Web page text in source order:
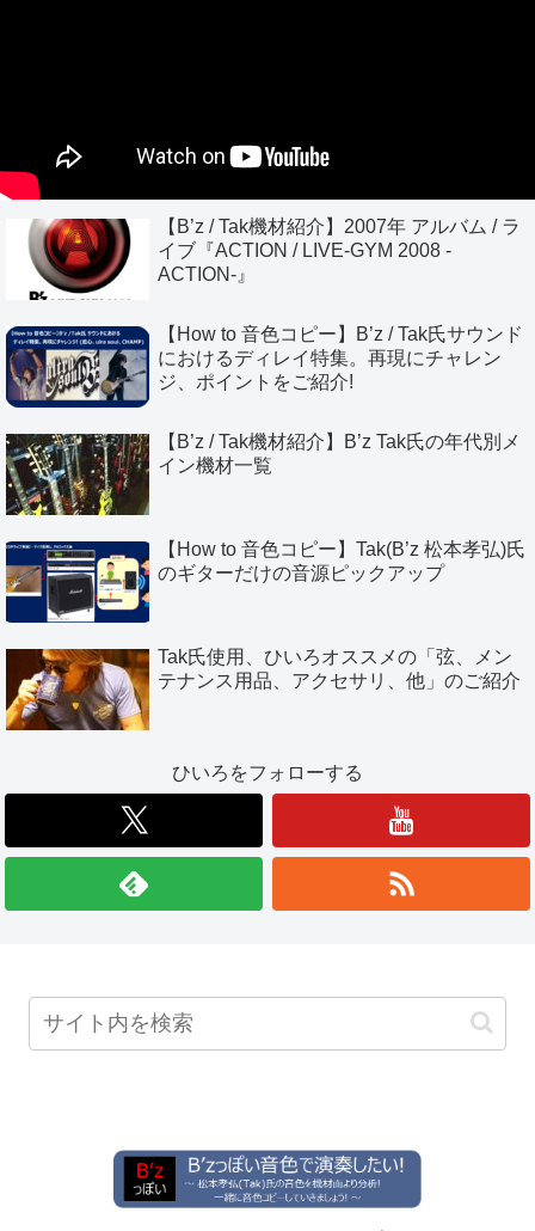
【B’z / Tak機材紹介】2007年 アルバム / ラ
イブ『ACTION / LIVE-GYM 2008 -
ACTION-』
【How to 音色コピー】B’z / Tak氏サウンド
におけるディレイ特集。再現にチャレン
ジ、ポイントをご紹介!
【B’z / Tak機材紹介】B’z Tak氏の年代別メ
イン機材一覧
【How to 音色コピー】Tak(B’z 松本孝弘)氏
のギターだけの音源ピックアップ
Tak氏使用、ひいろオススメの「弦、メン
テナンス用品、アクセサリ、他」のご紹介
ひいろをフォローする